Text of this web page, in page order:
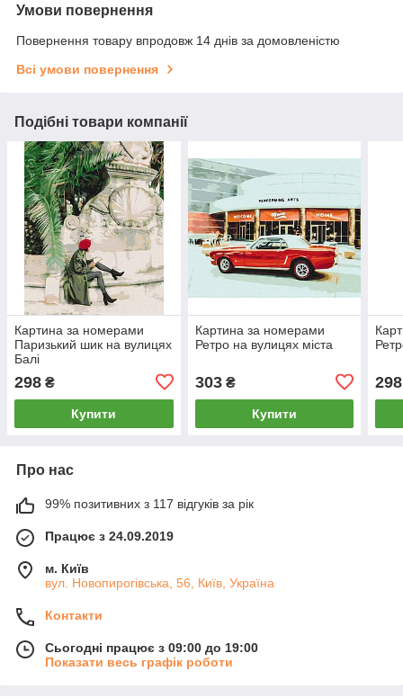
Умови повернення
Повернення товару впродовж 14 днів за домовленістю
Всі умови повернення
Подібні товари компанії
Картина за номерами
Паризький шик на вулицях
Балі
298 ₴
Купити
Картина за номерами
Ретро на вулицях міста
303₴
Купити
298
Про нас
99% позитивних з 117 відгуків за рік
Працює з 24.09.2019
м. Київ
вул. Новопирогівська, 56, Київ, Україна
Контакти
Сьогодні працює з 09:00 до 19:00
Показати весь графік роботи